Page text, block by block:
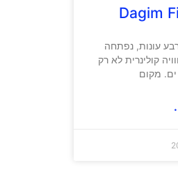
Dagim
עונות, נפתחה
קולינרית לא רק
ים. מקום